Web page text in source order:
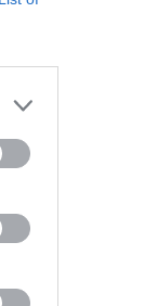
utfordringer